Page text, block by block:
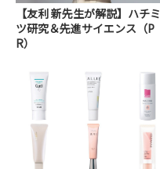
【友利 新先生が解説】ハチミ
ツ研究＆先進サイエンス（P
R）